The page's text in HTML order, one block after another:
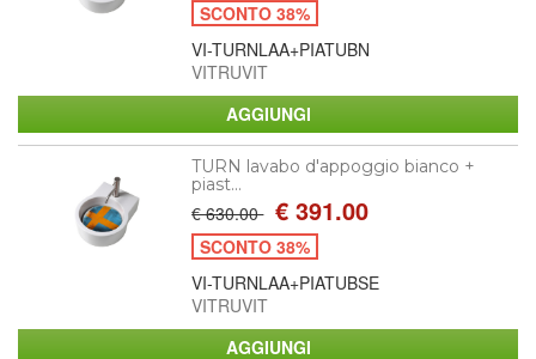
SCONTO 38%
VI-TURNLAA+PIATUBN
VITRUVIT
TURN lavabo d'appoggio bianco +
piast...
€ 630.00 € 391.00
SCONTO 38%
VI-TURNLAA+PIATUBSE
VITRUVIT